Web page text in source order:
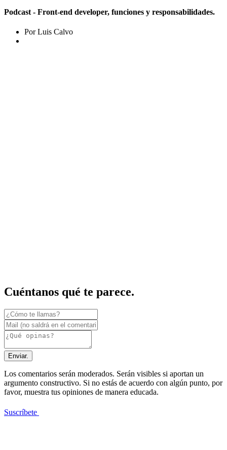
Podcast - Front-end developer, funciones y responsabilidades.
Por Luis Calvo
Cuéntanos qué te parece.
Enviar.
Los comentarios serán moderados. Serán visibles si aportan un
argumento constructivo. Si no estás de acuerdo con algún punto, por
favor, muestra tus opiniones de manera educada.
Suscríbete